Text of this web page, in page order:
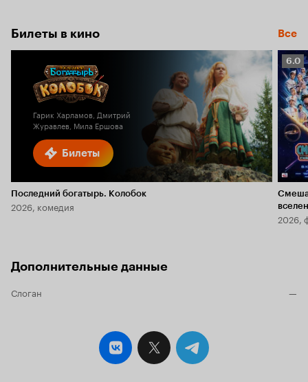
Билеты в кино Все
Билеты
Гарик Харламов, Дмитрий
Журавлев, Мила Ершова
Последний богатырь. Колобок
2026, комедия
6.0
6.0
2026,
Дополнительные данные
Слоган —